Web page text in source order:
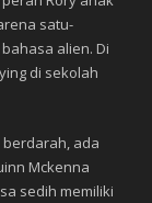
satu-
alien. Di
di sekolah
ada
Mckenna
sedih memiliki